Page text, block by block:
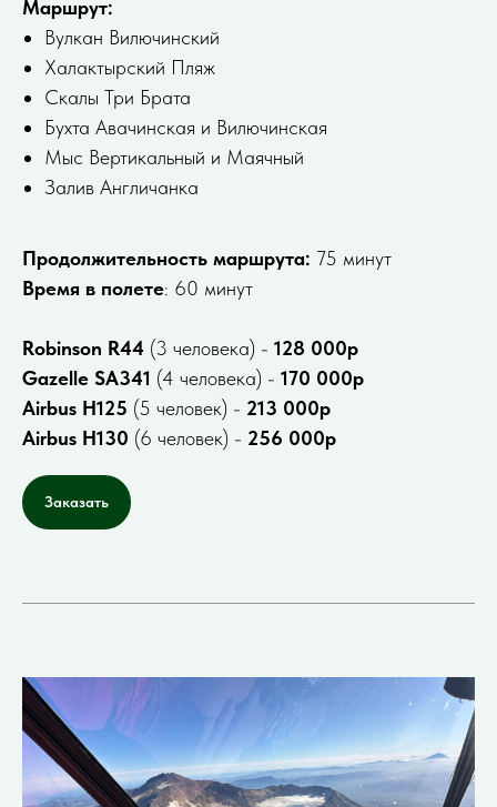
Маршрут:
Вулкан Вилючинский
Халактырский Пляж
Скалы Три Брата
Бухта Авачинская и Вилючинская
Мыс Вертикальный и Маячный
Залив Англичанка
Продолжительность маршрута: 75 минут
Время в полете: 60 минут
Robinson R44 (3 человека) - 128 000р
Gazelle SA341 (4 человека) - 170 000р
Airbus H125 (5 человек) - 213 000р
Airbus H130 (6 человек) - 256 000р
Заказать